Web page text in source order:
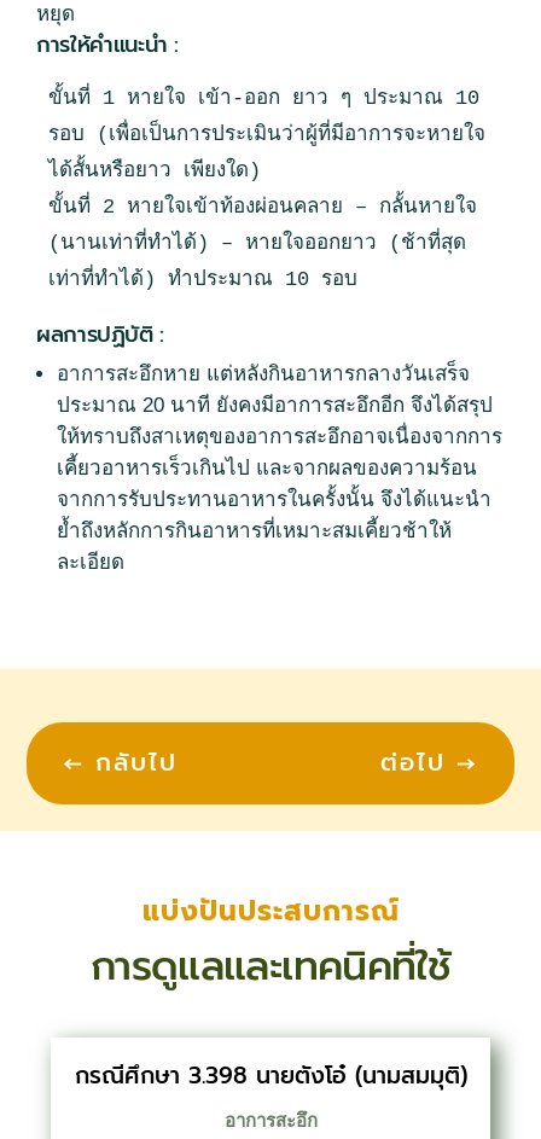
หยุด
การให้คำแนะนำ :
ขั้นที่ 1 หายใจ เข้า-ออก ยาว ๆ ประมาณ 10
รอบ (เพื่อเป็นการประเมินว่าผู้ที่มีอาการจะหายใจ
ได้สั้นหรือยาว เพียงใด)
ขั้นที่ 2 หายใจเข้าท้องผ่อนคลาย – กลั้นหายใจ
(นานเท่าที่ทำได้) – หายใจออกยาว (ช้าที่สุด
ผลการปฏิบัติ :
อาการสะอึกหาย แต่หลังกินอาหารกลางวันเสร็จ
ประมาณ 20 นาที ยังคงมีอาการสะอึกอีก จึงได้สรุป
ให้ทราบถึงสาเหตุของอาการสะอึกอาจเนื่องจากการ
เคี้ยวอาหารเร็วเกินไป และจากผลของความร้อน
จากการรับประทานอาหารในครั้งนั้น จึงได้แนะนำ
ย้ำถึงหลักการกินอาหารที่เหมาะสมเคี้ยวช้าให้
ละเอียด
← กลับไป ต่อไป →
แบ่งปันประสบการณ์
การดูแลและเทคนิคที่ใช้
กรณีศึกษา 3.398 นายตังโอ๋ (นามสมมุติ)
อาการสะอึก